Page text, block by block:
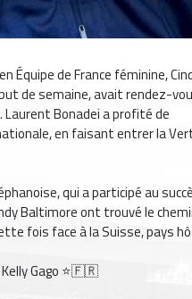
Équipe de France féminine,
de semaine, avait rendez-
Laurent Bonadei a profité de
en faisant entrer la
qui a participé au
Baltimore ont trouvé le
fois face à la Suisse, pays
Gago ⭐️🇫🇷